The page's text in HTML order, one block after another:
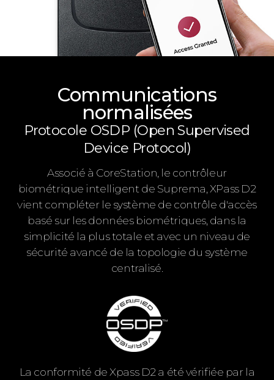
Communications
normalisées
Protocole OSDP (Open Supervised
Device Protocol)
Associé à CoreStation, le contrôleur
biométrique intelligent de Suprema, XPass D2
vient compléter le système de contrôle d'accès
basé sur les données biométriques, dans la
simplicité la plus totale et avec un niveau de
sécurité avancé de la topologie du système
centralisé.
La conformité de Xpass D2 a été vérifiée par la